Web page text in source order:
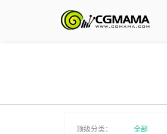
顶级分类： 全部